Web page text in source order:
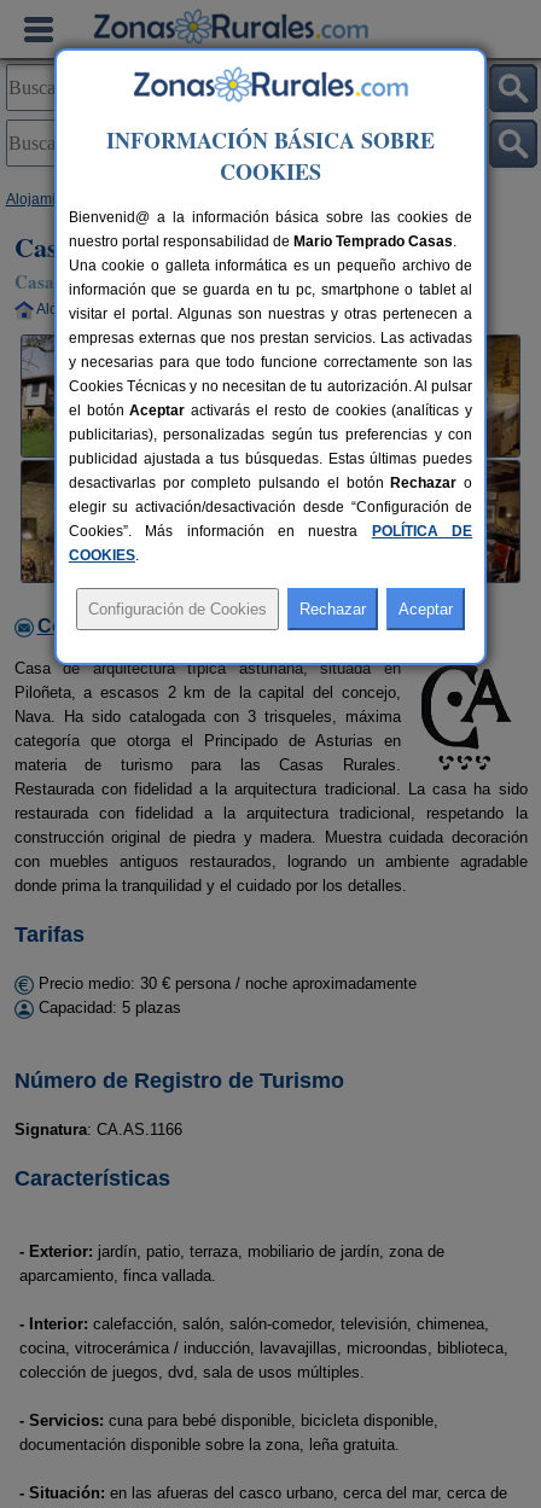
Alojamientos
Casa Rural La Retuerta
Casa Rural en Nava (Asturias)
Alquiler completo 5 plazas 25 km de Oviedo
Contactar con el alojamiento
Casa de arquitectura típica asturiana, situada en
Piloñeta, a escasos 2 km de la capital del concejo,
Nava. Ha sido catalogada con 3 trisqueles, máxima
categoría que otorga el Principado de Asturias en
materia de turismo para las Casas Rurales.
Restaurada con fidelidad a la arquitectura tradicional. La casa ha sido
restaurada con fidelidad a la arquitectura tradicional, respetando la
construcción original de piedra y madera. Muestra cuidada decoración
con muebles antiguos restaurados, logrando un ambiente agradable
donde prima la tranquilidad y el cuidado por los detalles.
Tarifas
Precio medio: 30 € persona / noche aproximadamente
Capacidad: 5 plazas
Número de Registro de Turismo
Signatura: CA.AS.1166
Características
- Exterior: jardín, patio, terraza, mobiliario de jardín, zona de
aparcamiento, finca vallada.
- Interior: calefacción, salón, salón-comedor, televisión, chimenea,
cocina, vitrocerámica / inducción, lavavajillas, microondas, biblioteca,
colección de juegos, dvd, sala de usos múltiples.
- Servicios: cuna para bebé disponible, bicicleta disponible,
documentación disponible sobre la zona, leña gratuita.
- Situación: en las afueras del casco urbano, cerca del mar, cerca de
INFORMACIÓN BÁSICA SOBRE
COOKIES
Bienvenid@ a la información básica sobre las cookies de
nuestro portal responsabilidad de Mario Temprado Casas.
Una cookie o galleta informática es un pequeño archivo de
información que se guarda en tu pc, smartphone o tablet al
visitar el portal. Algunas son nuestras y otras pertenecen a
empresas externas que nos prestan servicios. Las activadas
y necesarias para que todo funcione correctamente son las
Cookies Técnicas y no necesitan de tu autorización. Al pulsar
el botónAceptar activarás el resto de cookies (analíticas y
publicitarias), personalizadas según tus preferencias y con
publicidad ajustada a tus búsquedas. Estas últimas puedes
desactivarlas por completo pulsando el botón Rechazar o
elegir su activación/desactivación desde “Configuración de
Cookies”. Más información en nuestra
POLÍTICA DE
COOKIES.